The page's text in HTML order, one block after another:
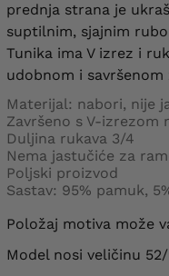
prednja strana je
suptilnim, sjajnim
Tunika ima V izrez i
udobnom i
Materijal: nabori, nije
Završeno s V-izrezom
Duljina rukava 3/4
Nema jastučiće za
Poljski proizvod
Sastav: 95% pamuk,
Položaj motiva može
Model nosi veličinu